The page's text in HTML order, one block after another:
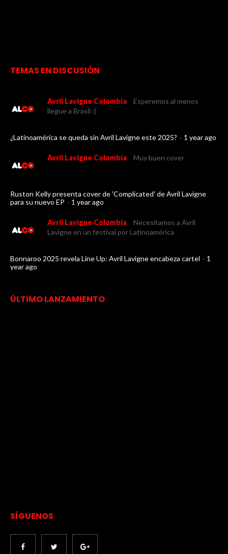
TEMAS EN DISCUSIÓN
Avril Lavigne Colombia
Esperemos al menos
llegue a Brasil :(
¿Latinoamérica se queda sin Avril Lavigne este 2025? · 1 year ago
Avril Lavigne Colombia Muy buen cover
Ruston Kelly presenta cover de 'Complicated' de Avril Lavigne
para su nuevo EP · 1 year ago
Avril Lavigne Colombia
Necesitamos a Avril
Lavigne en un festival por Latinoamérica
Bonnaroo 2025 revela Line Up: Avril Lavigne encabeza cartel · 1
year ago
ÚLTIMO LANZAMIENTO
SÍGUENOS